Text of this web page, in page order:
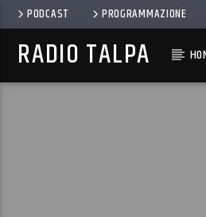
PODCAST PROGRAMMAZIONE
RADIO TALPA